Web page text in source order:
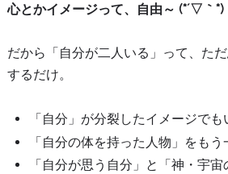
心とかイメージって、自由～ (*´▽｀*)
だから「自分が二人いる」って、た
するだけ。
「自分」が分裂したイメージでも
「自分の体を持った人物」をも
「自分が思う自分」と「神・宇